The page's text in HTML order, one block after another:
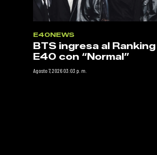
E40NEWS
BTS ingresa al Ranking
E40 con “Normal”
Agosto 7, 2026 03:03 p. m.